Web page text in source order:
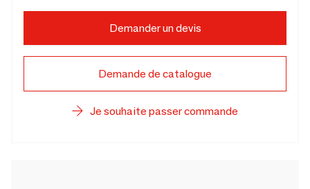
Demander un devis
Demande de catalogue
Je souhaite passer commande